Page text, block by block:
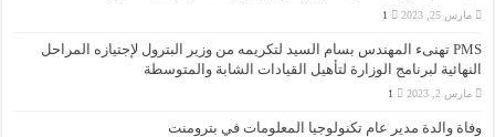
مارس 25, 2023 1
PMS تهنىء المهندس بسام السيد لتكريمه من وزير البترول لإجتيازه المراحل
النهائية لبرنامج الوزارة لتأهيل القيادات الشابة والمتوسطة
مارس 2, 2023 1
وفاة والدة مدير عام تكنولوجيا المعلومات في بترومنت